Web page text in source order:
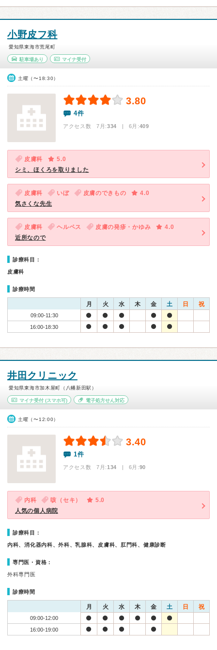
小野皮フ科
愛知県東海市荒尾町
駐車場あり マイナ受付
土曜（〜18:30）
3.80
4件
アクセス数 7月:334 | 6月:409
皮膚科
5.0
シミ、ほくろを取りました
皮膚科 いぼ 皮膚のできもの
4.0
気さくな先生
皮膚科 ヘルペス 皮膚の発疹・かゆみ
4.0
近所なので
診療科目：
皮膚科
診療時間
月 火 水 木 金 土 日 祝
09:00-11:30
16:00-18:30
井田クリニック
愛知県東海市加木屋町（八幡新田駅）
マイナ受付 (スマホ可) 電子処方せん対応
土曜（〜12:00）
3.40
1件
アクセス数 7月:134 | 6月:90
内科 咳（セキ）
5.0
人気の個人病院
診療科目：
内科、消化器内科、外科、乳腺科、皮膚科、肛門科、健康診断
専門医・資格：
外科専門医
診療時間
月 火 水 木 金 土 日 祝
09:00-12:00
16:00-19:00